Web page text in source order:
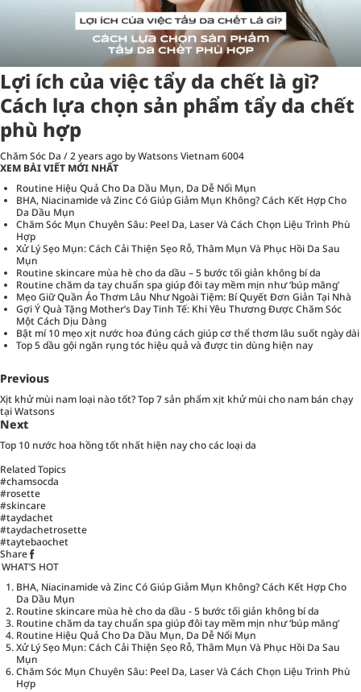
Lợi ích của việc tẩy da chết là gì?
Cách lựa chọn sản phẩm tẩy da chết
phù hợp
Chăm Sóc Da /2 years ago by Watsons Vietnam6004
XEM BÀI VIẾT MỚI NHẤT
Routine Hiệu Quả Cho Da Dầu Mụn, Da Dễ Nổi Mụn
BHA, Niacinamide và Zinc Có Giúp Giảm Mụn Không? Cách Kết Hợp Cho
Da Dầu Mụn
Chăm Sóc Mụn Chuyên Sâu: Peel Da, Laser Và Cách Chọn Liệu Trình Phù
Hợp
Xử Lý Sẹo Mụn: Cách Cải Thiện Sẹo Rỗ, Thâm Mụn Và Phục Hồi Da Sau
Mụn
Routine skincare mùa hè cho da dầu – 5 bước tối giản không bí da
Routine chăm da tay chuẩn spa giúp đôi tay mềm mịn như ‘búp măng’
Mẹo Giữ Quần Áo Thơm Lâu Như Ngoài Tiệm: Bí Quyết Đơn Giản Tại Nhà
Gợi Ý Quà Tặng Mother’s Day Tinh Tế: Khi Yêu Thương Được Chăm Sóc
Một Cách Dịu Dàng
Bật mí 10 mẹo xịt nước hoa đúng cách giúp cơ thể thơm lâu suốt ngày dài
Top 5 dầu gội ngăn rụng tóc hiệu quả và được tin dùng hiện nay
Previous
Xịt khử mùi nam loại nào tốt? Top 7 sản phẩm xịt khử mùi cho nam bán chạy
tại Watsons
Next
Top 10 nước hoa hồng tốt nhất hiện nay cho các loại da
Related Topics
#chamsocda
#rosette
#skincare
#taydachet
#taydachetrosette
#taytebaochet
Share
WHAT’S HOT
BHA, Niacinamide và Zinc Có Giúp Giảm Mụn Không? Cách Kết Hợp Cho
Da Dầu Mụn
Routine skincare mùa hè cho da dầu - 5 bước tối giản không bí da
Routine chăm da tay chuẩn spa giúp đôi tay mềm mịn như ‘búp măng’
Routine Hiệu Quả Cho Da Dầu Mụn, Da Dễ Nổi Mụn
Xử Lý Sẹo Mụn: Cách Cải Thiện Sẹo Rỗ, Thâm Mụn Và Phục Hồi Da Sau
Mụn
Chăm Sóc Mụn Chuyên Sâu: Peel Da, Laser Và Cách Chọn Liệu Trình Phù
Hợp